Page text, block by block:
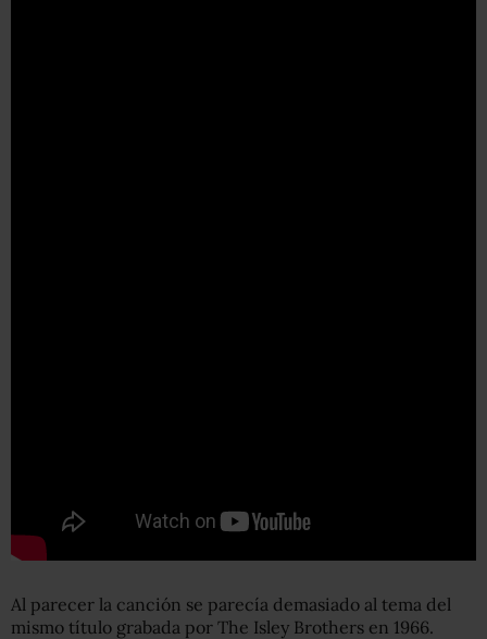
Al parecer la canción se parecía demasiado al tema del
mismo título grabada por The Isley Brothers en 1966.